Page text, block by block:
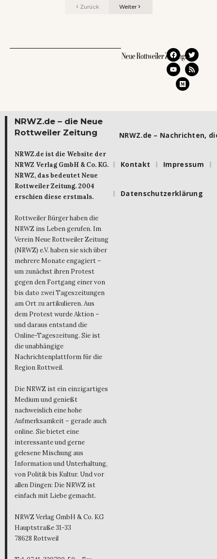
Zurück Weiter
NRWZ.de – die Neue
Rottweiler Zeitung
NRWZ.de ist die Website der
NRWZ Verlag GmbH & Co. KG.
NRWZ, das bedeutet Neue
Rottweiler Zeitung. 2004
erschien diese erstmals.
Rottweiler Bürger haben die
NRWZ ins Leben gerufen. Im
Verein Neue Rottweiler Zeitung
(NRWZ) e.V. haben sie sich über
mehrere Monate engagiert –
um zunächst ihren Protest
gegen den Fortgang einer von
bis dato zwei Tageszeitungen
am Ort zu artikulieren. Aus
dem Protest wurde Aktion –
und daraus entstand die
Online-Tageszeitung. Sie ist
die unabhängige
Nachrichtenplattform für die
Region Rottweil.
Die NRWZ ist ein einzigartiges
Medium und genießt
nachweislich eine hohe
Aufmerksamkeit – gerade auch
online. Sie bietet eine
interessante und gerne
gelesene Mischung aus
Information und Unterhaltung,
von Politik bis Kultur. Und vor
allen Dingen: Die NRWZ ist
einfach mit Liebe gemacht.
NRWZ Verlag GmbH & Co. KG
Hauptstraße 31-33
78628 Rottweil
NRWZ.de – Nachrichten,
Kontakt Impressum
Datenschutzerklärung